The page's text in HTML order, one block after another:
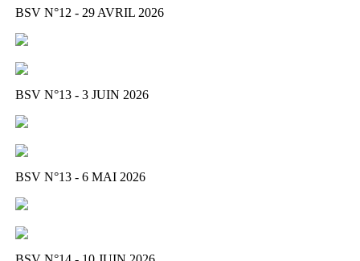
BSV N°12 - 29 AVRIL 2026
BSV N°13 - 3 JUIN 2026
BSV N°13 - 6 MAI 2026